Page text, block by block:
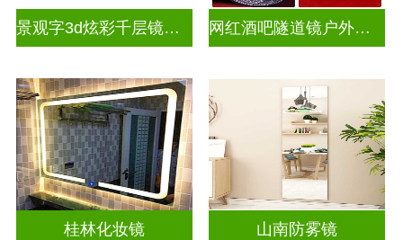
景观字3d炫彩千层镜深渊镜 网红酒吧隧道镜户外门头招牌深渊镜
桂林化妆镜 山南防雾镜